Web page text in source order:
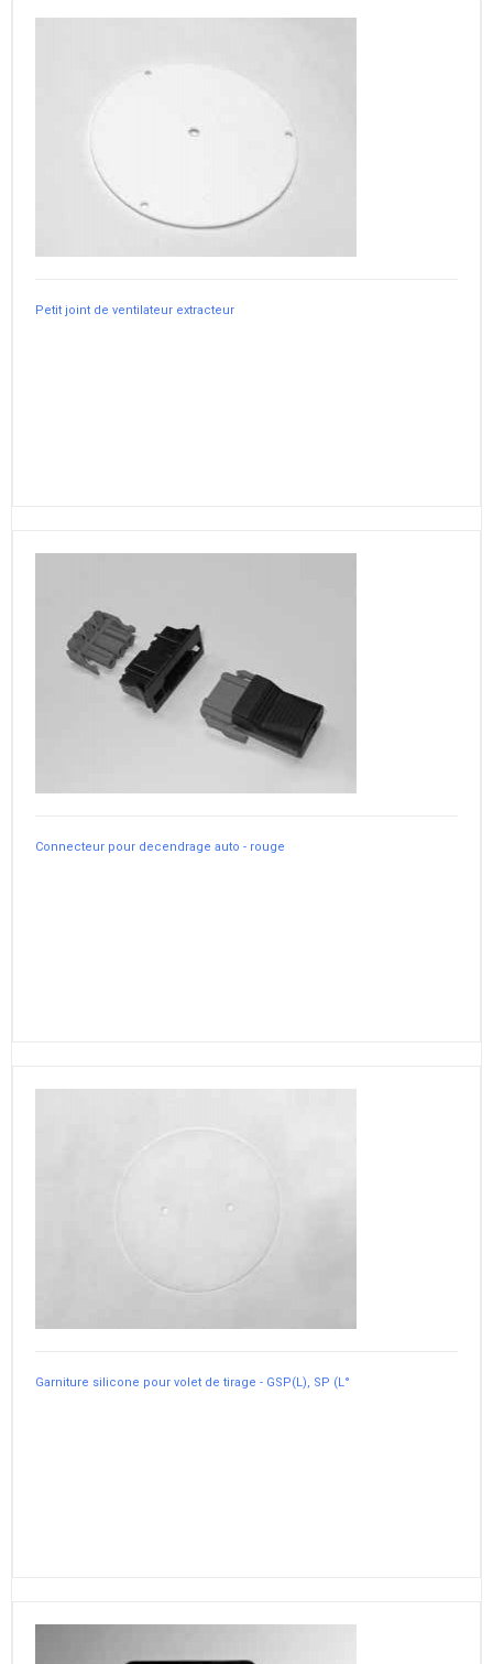
Petit joint de ventilateur extracteur
Connecteur pour decendrage auto - rouge
Garniture silicone pour volet de tirage - GSP(L), SP (L°